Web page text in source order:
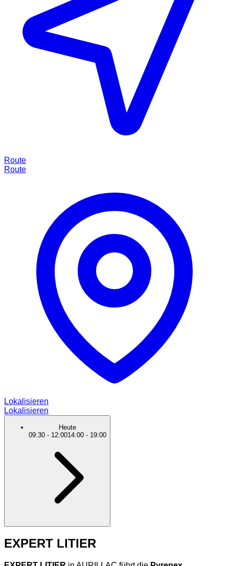
Route
Route
Lokalisieren
Lokalisieren
Heute
09:30 - 12:0014:00 - 19:00
EXPERT LITIER